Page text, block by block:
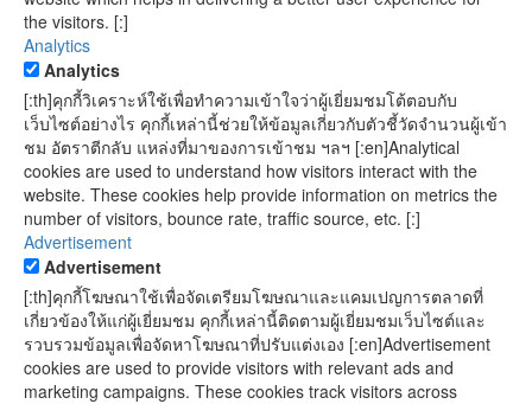
the visitors. [:]
Analytics
Analytics
[:th]คุกกี้วิเคราะห์ใช้เพื่อทำความเข้าใจว่าผู้เยี่ยมชมโต้ตอบกับ
เว็บไซต์อย่างไร คุกกี้เหล่านี้ช่วยให้ข้อมูลเกี่ยวกับตัวชี้วัดจำนวนผู้เข้า
ชม อัตราตีกลับ แหล่งที่มาของการเข้าชม ฯลฯ [:en]Analytical
cookies are used to understand how visitors interact with the
website. These cookies help provide information on metrics the
number of visitors, bounce rate, traffic source, etc. [:]
Advertisement
Advertisement
[:th]คุกกี้โฆษณาใช้เพื่อจัดเตรียมโฆษณาและแคมเปญการตลาดที่
เกี่ยวข้องให้แก่ผู้เยี่ยมชม คุกกี้เหล่านี้ติดตามผู้เยี่ยมชมเว็บไซต์และ
รวบรวมข้อมูลเพื่อจัดหาโฆษณาที่ปรับแต่งเอง [:en]Advertisement
cookies are used to provide visitors with relevant ads and
marketing campaigns. These cookies track visitors across